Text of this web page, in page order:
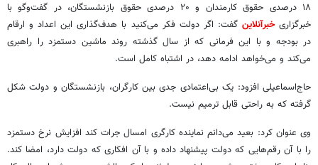
۱۸ درصدی حقوق کارمندان و ۲۰ درصدی حقوق بازنشستگان، در گفت‌وگو با
خبرگزاریخبرآنلاین گفت: اگر دولت فکر می‌کنید با هدف‌گذاری این اعداد و ارقام
در بودجه و با این فرمانی که از سال گذشته روند ماشین دستمزد را راهبری
می‌کند و می‌خواهد ادامه دهد، در اشتباه کامل است.
حاج‌اسماعیلی افزود: یک بی‌اعتمادی جدی بین کارگران، بازنشستگان و دولت شکل
گرفته که به راحتی قابل ترمیم نیست.
وی عنوان کرد: بعید می‌دانم نماینده کارگری امسال جرات کند افزایش نرخ دستمزد
را با آن رقم‌هایی که دولت پیشنهاد داده و با آن افکاری که دولت دارد، امضا کند.